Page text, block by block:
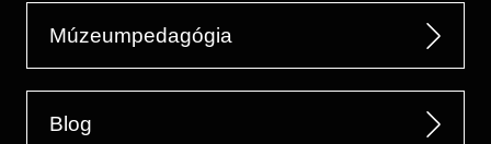
Múzeumpedagógia
Blog